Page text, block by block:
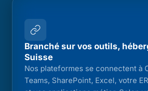
Branché sur vos outils,
Suisse
Nos plateformes se connectent à
Teams, SharePoint, Excel, votre